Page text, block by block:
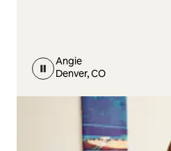
Angie
Denver, CO